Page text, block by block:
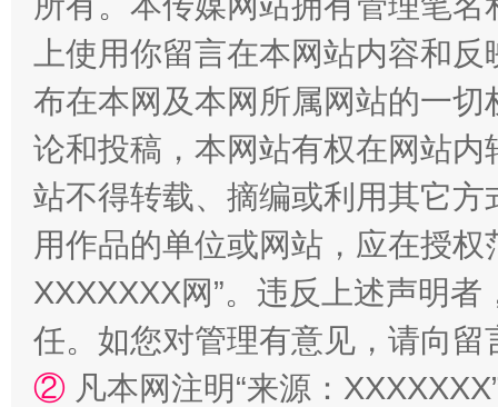
扯下公款旅游的“隐身衣” 如何以
上使用你留言在本网站内容和
布在本网及本网所属网站的一
论和投稿，本网站有权在网站
站不得转载、摘编或利用其它
用作品的单位或网站，应在授
XXXXXXX网”。违反上述声明
任。如您对管理有意见，请向
② 凡本网注明“来源：